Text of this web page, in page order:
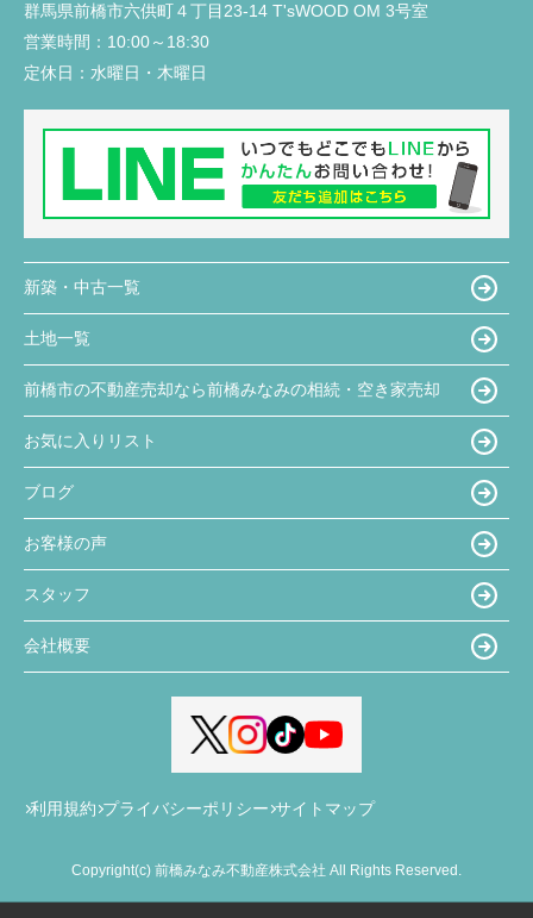
群馬県前橋市六供町４丁目23‐14 T'sWOOD OM 3号室
営業時間： 10:00～18:30
定休日： 水曜日・木曜日
新築・中古一覧
土地一覧
前橋市の不動産売却なら前橋みなみの相続・空き家売却
お気に入りリスト
ブログ
お客様の声
スタッフ
会社概要
利用規約 プライバシーポリシー サイトマップ
Copyright(c) 前橋みなみ不動産株式会社 All Rights Reserved.